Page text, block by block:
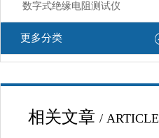
数字式绝缘电阻测试仪
更多分类
相关文章 / ARTICLE